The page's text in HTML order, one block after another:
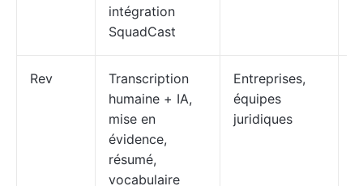
intégration
SquadCast
Rev
Transcription
humaine + IA,
mise en
évidence,
résumé,
vocabulaire
Entreprises,
équipes
juridiques